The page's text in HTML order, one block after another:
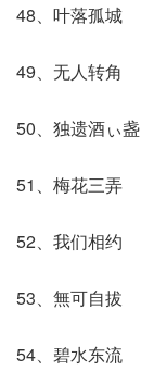
48、叶落孤城
49、无人转角
50、独遗酒ぃ盏
51、梅花三弄
52、我们相约
53、無可自拔
54、碧水东流